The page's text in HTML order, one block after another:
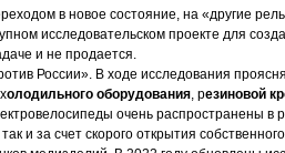
в новое состояние, на «другие
исследовательском проекте для
и не продается.
России». В ходе исследования
олодильного оборудования, резиновой
очень распространены
и за счет скорого открытия